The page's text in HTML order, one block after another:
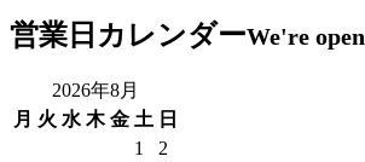
営業日カレンダーWe're open
2026年8月
月 火 水 木 金 土 日
1
2